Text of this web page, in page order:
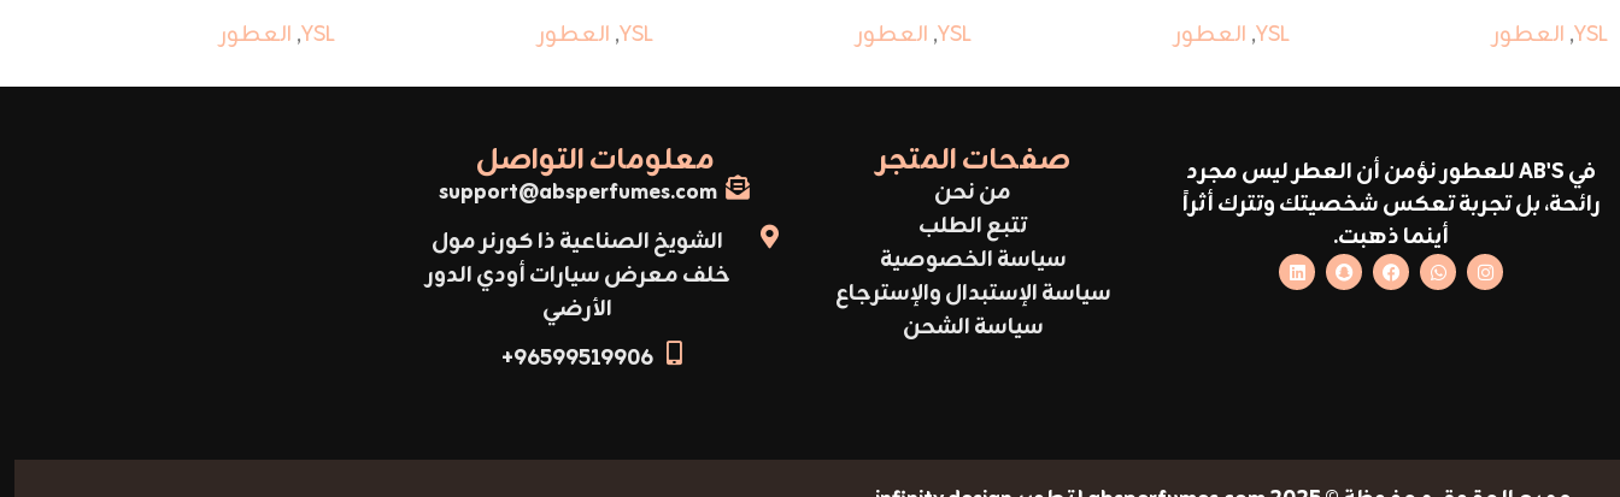
YSL
, العطور
YSL
, العطور YSL
, العطور
YSL
, العطور
YSL
, العطور
في AB'S للعطور نؤمن أن العطر ليس مجرد
رائحة، بل تجربة تعكس شخصيتك وتترك أثراً
أينما ذهبت.
صفحات المتجر
من نحن
تتبع الطلب
سياسة الخصوصية
سياسة الإستبدال والإسترجاع
سياسة الشحن
معلومات التواصل
support@absperfumes.com
الشويخ الصناعية ذا كورنر مول
خلف معرض سيارات أودي الدور
الأرضي
96599519906+